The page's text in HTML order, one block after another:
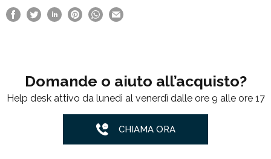
Domande o aiuto all’acquisto?
Help desk attivo da lunedì al venerdì dalle ore 9 alle ore 17
CHIAMA ORA